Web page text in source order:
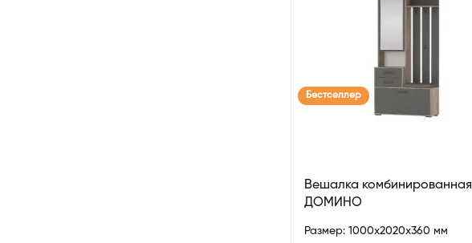
Бестселлер
Вешалка комбинированная
ДОМИНО
Размер: 1000x2020x360 мм